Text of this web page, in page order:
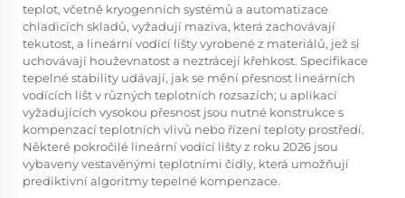
teplot, včetně kryogenních systémů a automatizace
chladicích skladů, vyžadují maziva, která zachovávají
tekutost, a lineární vodící lišty vyrobené z materiálů, jež si
uchovávají houževnatost a neztrácejí křehkost. Specifikace
tepelné stability udávají, jak se mění přesnost lineárních
vodících lišt v různých teplotních rozsazích; u aplikací
vyžadujících vysokou přesnost jsou nutné konstrukce s
kompenzací teplotních vlivů nebo řízení teploty prostředí.
Některé pokročilé lineární vodící lišty z roku 2026 jsou
vybaveny vestavěnými teplotními čidly, která umožňují
prediktivní algoritmy tepelné kompenzace.